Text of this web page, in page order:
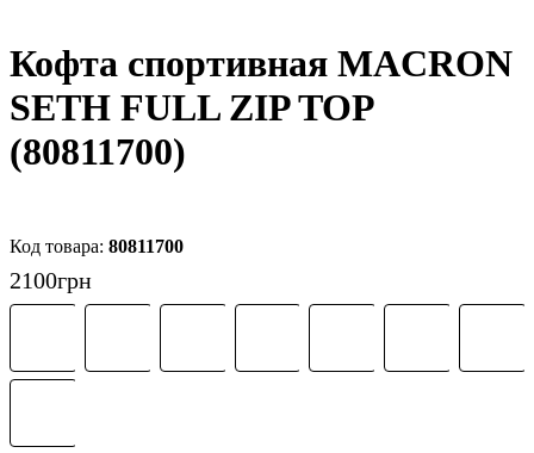
Кофта спортивная MACRON
SETH FULL ZIP TOP
(80811700)
80811700
2100грн